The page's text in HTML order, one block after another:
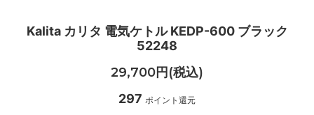
Kalita カリタ 電気ケトル KEDP-600 ブラック
52248
29,700円(税込)
297 ポイント還元